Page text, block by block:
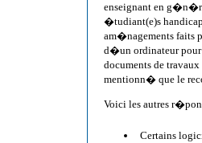
enseignant en
�tudiant(e)s
am�nagements faits
d�un ordinateur
documents de
mentionn� que le
Voici les autres
Certains